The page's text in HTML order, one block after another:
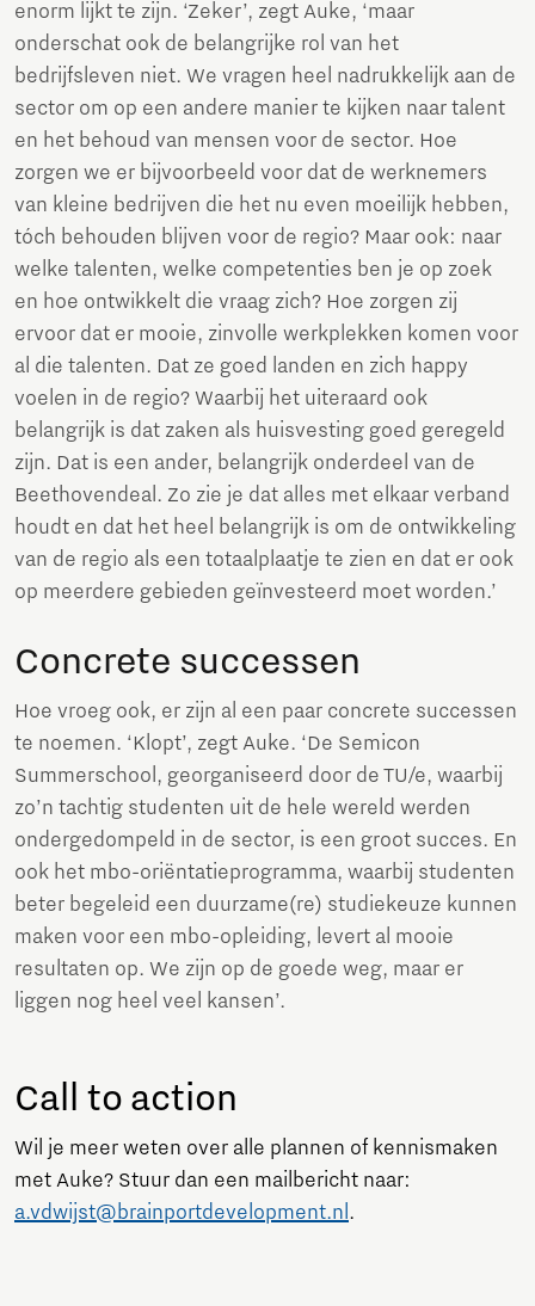
enorm lijkt te zijn. ‘Zeker’, zegt Auke, ‘maar
onderschat ook de belangrijke rol van het
bedrijfsleven niet. We vragen heel nadrukkelijk aan de
sector om op een andere manier te kijken naar talent
en het behoud van mensen voor de sector. Hoe
zorgen we er bijvoorbeeld voor dat de werknemers
van kleine bedrijven die het nu even moeilijk hebben,
tóch behouden blijven voor de regio? Maar ook: naar
welke talenten, welke competenties ben je op zoek
en hoe ontwikkelt die vraag zich? Hoe zorgen zij
ervoor dat er mooie, zinvolle werkplekken komen voor
al die talenten. Dat ze goed landen en zich happy
voelen in de regio? Waarbij het uiteraard ook
belangrijk is dat zaken als huisvesting goed geregeld
zijn. Dat is een ander, belangrijk onderdeel van de
Beethovendeal. Zo zie je dat alles met elkaar verband
houdt en dat het heel belangrijk is om de ontwikkeling
van de regio als een totaalplaatje te zien en dat er ook
op meerdere gebieden geïnvesteerd moet worden.’
Concrete successen
Hoe vroeg ook, er zijn al een paar concrete successen
te noemen. ‘Klopt’, zegt Auke. ‘De Semicon
Summerschool, georganiseerd door de TU/e, waarbij
zo’n tachtig studenten uit de hele wereld werden
ondergedompeld in de sector, is een groot succes. En
ook het mbo-oriëntatieprogramma, waarbij studenten
beter begeleid een duurzame(re) studiekeuze kunnen
maken voor een mbo-opleiding, levert al mooie
resultaten op. We zijn op de goede weg, maar er
liggen nog heel veel kansen’.
Call to action
Wil je meer weten over alle plannen of kennismaken
met Auke? Stuur dan een mailbericht naar:
a.vdwijst@brainportdevelopment.nl.